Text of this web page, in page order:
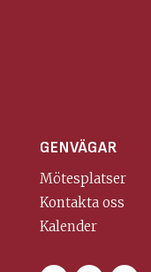
GENVÄGAR
Mötesplatser
Kontakta oss
Kalender